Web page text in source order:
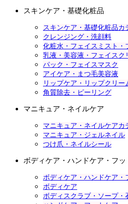
スキンケア・基礎化粧品
スキンケア・基礎化粧品カ
クレンジング・洗顔料
化粧水・フェイスミスト・
乳液・美容液・フェイスク
パック・フェイスマスク
アイケア・まつ毛美容液
リップケア・リップクリー
角質除去・ピーリング
マニキュア・ネイルケア
マニキュア・ネイルケアカ
マニキュア・ジェルネイル
つけ爪・ネイルシール
ボディケア・ハンドケア・フッ
ボディケア・ハンドケア・
ボディケア
ボディスクラブ・ソープ・